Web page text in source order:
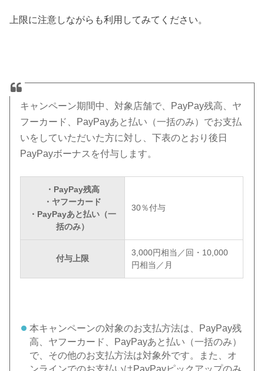
上限に注意しながらも利用してみてください。
キャンペーン期間中、対象店舗で、PayPay残高、ヤ
フーカード、PayPayあと払い（一括のみ）でお支払
いをしていただいた方に対し、下表のとおり後日
PayPayボーナスを付与します。
・PayPay残高
・ヤフーカード
・PayPayあと払い（一
括のみ）
30％付与
付与上限
3,000円相当／回・10,000
円相当／月
本キャンペーンの対象のお支払方法は、PayPay残
高、ヤフーカード、PayPayあと払い（一括のみ）
で、その他のお支払方法は対象外です。また、オ